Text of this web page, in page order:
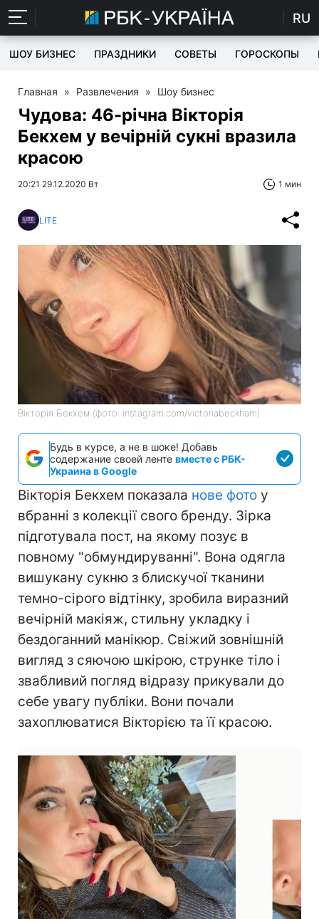
RU
ШОУ БИЗНЕС ПРАЗДНИКИ СОВЕТЫ ГОРОСКОПЫ
Главная » Развлечения » Шоу бизнес
Чудова: 46-річна Вікторія
Бекхем у вечірній сукні вразила
красою
20:21 29.12.2020 Вт 1 мин
LITE
Вікторія Бекхем (фото: instagram.com/victoriabeckham)
Будь в курсе, а не в шоке! Добавь
содержание своей ленте вместе с РБК-
Украина в Google
Вікторія Бекхем показала нове фото у
вбранні з колекції свого бренду. Зірка
підготувала пост, на якому позує в
повному "обмундируванні". Вона одягла
вишукану сукню з блискучої тканини
темно-сірого відтінку, зробила виразний
вечірній макіяж, стильну укладку і
бездоганний манікюр. Свіжий зовнішній
вигляд з сяючою шкірою, струнке тіло і
звабливий погляд відразу прикували до
себе увагу публіки. Вони почали
захоплюватися Вікторією та її красою.